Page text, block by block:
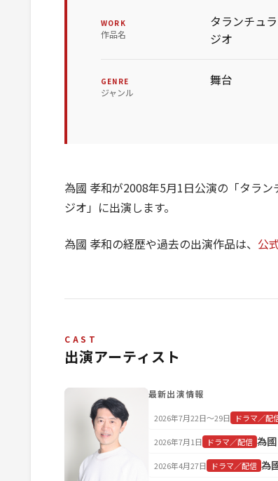
WORK
作品名
タランチュ
ジオ
GENRE
ジャンル
舞台
為國 孝和が2008年5月1日公演の「タラ
ジオ」に出演します。
為國 孝和の経歴や過去の出演作品は、 公
CAST
出演アーティスト
最新出演情報
2026年7月22日〜29日 ドラマ／配
2026年7月1日 ドラマ／配信
2026年4月27日 ドラマ／配信 為